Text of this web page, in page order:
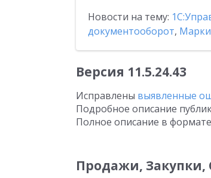
Новости на тему:
документооборот,
Версия 11.5.24.43
Исправлены выявленные
Подробное описание
Полное описание в
Продажи, Закупки,